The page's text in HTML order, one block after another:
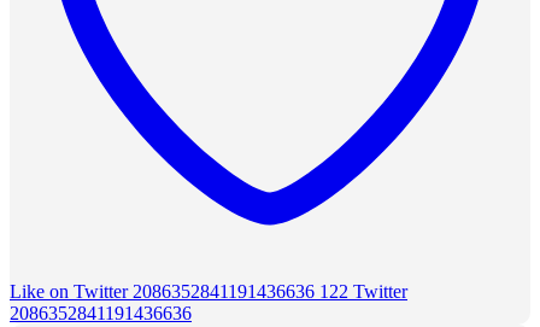
Like on Twitter 2086352841191436636 122 Twitter
2086352841191436636